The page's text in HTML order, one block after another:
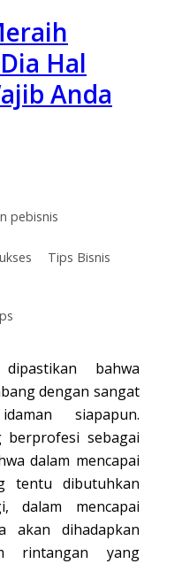
Hal
Anda
pebisnis
Tips Bisnis
bahwa
dengan sangat
siapapun.
berprofesi sebagai
dalam mencapai
tentu dibutuhkan
dalam mencapai
akan dihadapkan
rintangan yang